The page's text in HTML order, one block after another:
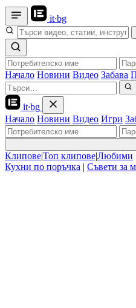
it·bg
Начало Новини Видео Забава
it·bg
Начало Новини Видео Игри
Клипове|Топ клипове|Любими
Кухни по поръчка | Съвети за